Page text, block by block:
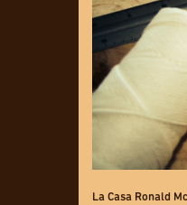
La Casa Ronald